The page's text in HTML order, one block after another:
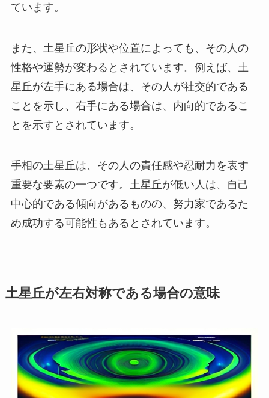
ています。
また、土星丘の形状や位置によっても、その人の
性格や運勢が変わるとされています。例えば、土
星丘が左手にある場合は、その人が社交的である
ことを示し、右手にある場合は、内向的であるこ
とを示すとされています。
手相の土星丘は、その人の責任感や忍耐力を表す
重要な要素の一つです。土星丘が低い人は、自己
中心的である傾向があるものの、努力家であるた
め成功する可能性もあるとされています。
土星丘が左右対称である場合の意味